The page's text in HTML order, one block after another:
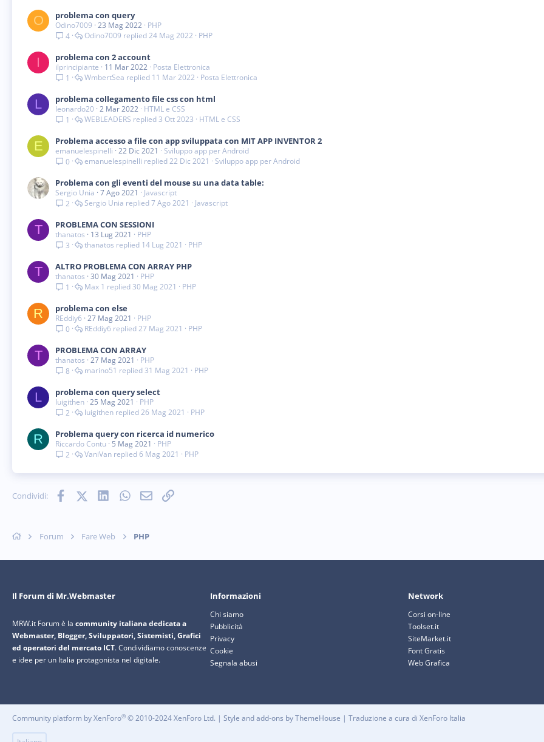
O problema con query
Odino7009 23 Mag 2022 PHP
4
PHP
24 Mag 2022
Odino7009
I problema con 2 account
ilprincipiante 11 Mar 2022 Posta Elettronica
1
Posta Elettronica
11 Mar 2022
WmbertSea
L problema collegamento file css con html
leonardo20 2 Mar 2022 HTML e CSS
1
HTML e CSS
3 Ott 2023
WEBLEADERS
E Problema accesso a file con app sviluppata con MIT APP INVENTOR 2
emanuelespinelli 22 Dic 2021
Sviluppo app per Android
0
Sviluppo app per Android
22 Dic 2021
emanuelespinelli
Problema con gli eventi del mouse su una data table:
Sergio Unia 7 Ago 2021
Javascript
2
Javascript
7 Ago 2021
Sergio Unia
T PROBLEMA CON SESSIONI
thanatos 13 Lug 2021
PHP
3
PHP
14 Lug 2021
thanatos
T ALTRO PROBLEMA CON ARRAY PHP
thanatos 30 Mag 2021
PHP
1
PHP
30 Mag 2021
Max 1
R problema con else
REddiy6 27 Mag 2021
PHP
0
PHP
27 Mag 2021
REddiy6
T PROBLEMA CON ARRAY
thanatos 27 Mag 2021
PHP
8
PHP
31 Mag 2021
marino51
L problema con query select
luigithen 25 Mag 2021
PHP
2
PHP
26 Mag 2021
luigithen
R Problema query con ricerca id numerico
Riccardo Contu 5 Mag 2021
PHP
2
PHP
6 Mag 2021
VaniVan
Condividi: FacebookX (Twitter)LinkedInWhatsApp
e-mailLink
Forum Fare Web PHP
Il Forum di Mr.Webmaster
MRW.it Forum è la community italiana dedicata a
Webmaster, Blogger, Sviluppatori, Sistemisti, Grafici
ed operatori del mercato ICT. Condividiamo conoscenze
e idee per un Italia protagonista nel digitale.
Informazioni
Chi siamo
Pubblicità
Privacy
Cookie
Segnala abusi
Network
Corsi on-line
Toolset.it
SiteMarket.it
Font Gratis
Web Grafica
Community platform by XenForo® © 2010-2024 XenForo Ltd. | Style and add-ons by ThemeHouse | Traduzione a cura di XenForo Italia